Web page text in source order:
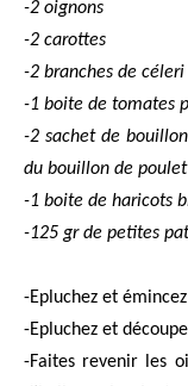
-2 oignons
-2 carottes
-2 branches de céleri
-1 boite de tomates
-2 sachet de
du bouillon de
-1 boite de haricots
-125 gr de petites
-Epluchez et
-Epluchez et
-Faites revenir les